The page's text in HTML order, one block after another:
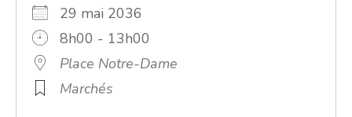
29 mai 2036
8h00 - 13h00
Place Notre-Dame
Marchés